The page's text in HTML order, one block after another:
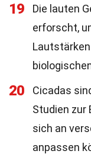
19
Die lauten
erforscht,
20
Cicadas
Studien zur
sich an
anpassen